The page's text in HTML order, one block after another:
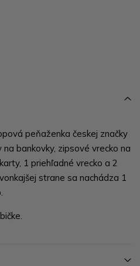
peňaženka českej značky
bankovky, zipsové vrecko na
1 priehľadné vrecko a 2
strane sa nachádza 1